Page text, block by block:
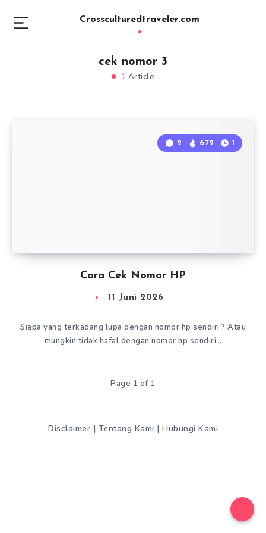
Crossculturedtraveler.com
cek nomor 3
1 Article
Cara Cek Nomor HP
2 672 1
11 Juni 2026
Siapa yang terkadang lupa dengan nomor hp sendiri ? Atau
mungkin tidak hafal dengan nomor hp sendiri…
Page 1 of 1
Disclaimer | Tentang Kami | Hubungi Kami